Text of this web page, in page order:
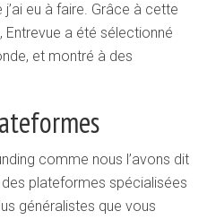
eu à faire. Grâce à cette
a été sélectionné
et montré à des
comme nous l’avons dit
plateformes spécialisées
généralistes que vous